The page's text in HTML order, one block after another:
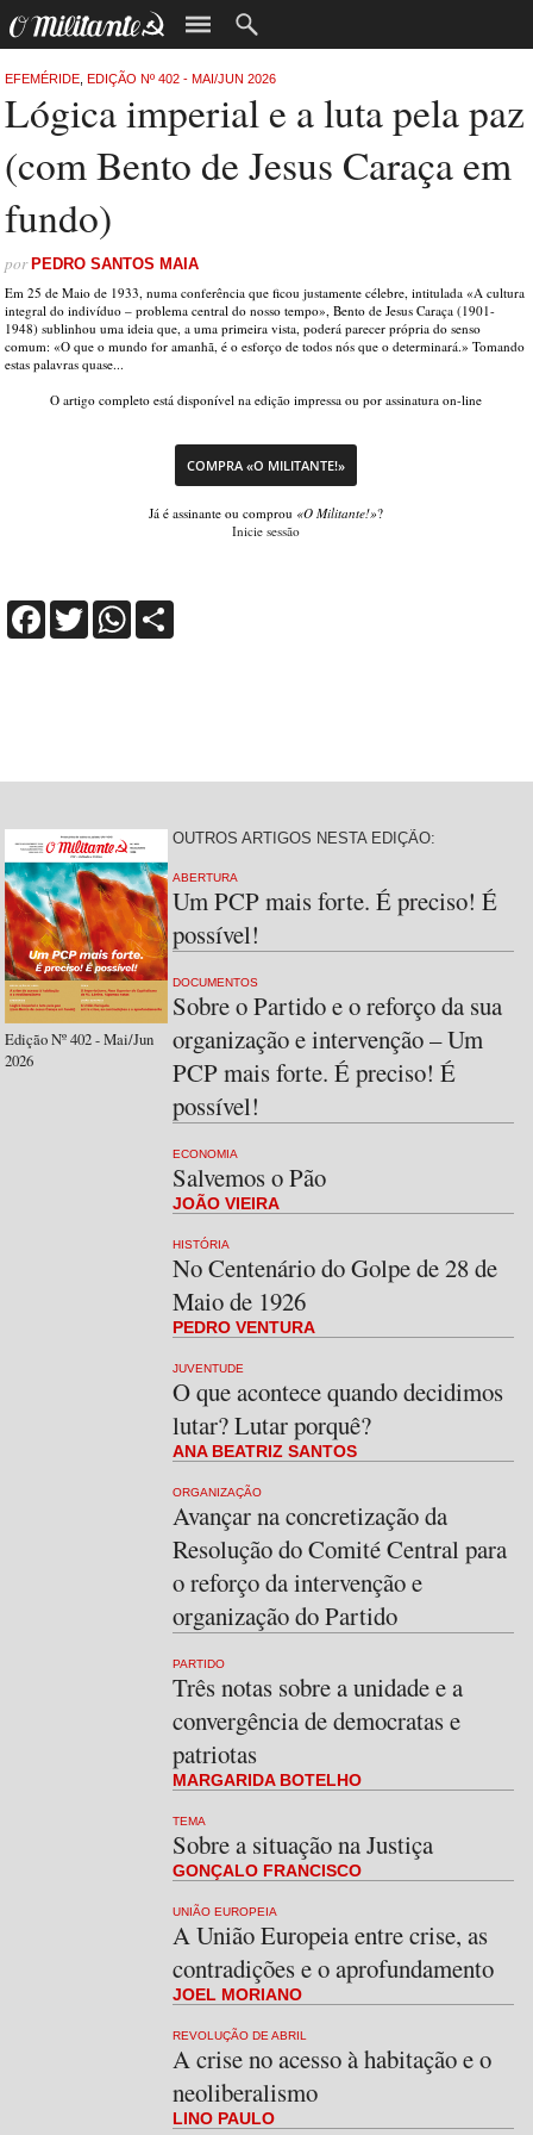
EFEMÉRIDE ,EDIÇÃO Nº 402 - MAI/JUN 2026
Lógica imperial e a luta pela paz
(com Bento de Jesus Caraça em
fundo)
porPEDRO SANTOS MAIA
Em 25 de Maio de 1933, numa conferência que ficou justamente célebre, intitulada «A cultura
integral do indivíduo – problema central do nosso tempo», Bento de Jesus Caraça (1901-
1948) sublinhou uma ideia que, a uma primeira vista, poderá parecer própria do senso
comum: «O que o mundo for amanhã, é o esforço de todos nós que o determinará.» Tomando
estas palavras quase...
O artigo completo está disponível na edição impressa ou por assinatura on-line
COMPRA «O MILITANTE!»
Já é assinante ou comprou «O Militante!»?
Inicie sessão
FacebookTwitterWhatsApp
Edição Nº 402 - Mai/Jun
2026
OUTROS ARTIGOS NESTA EDIÇÃO:
ABERTURA
Um PCP mais forte. É preciso! É
possível!
DOCUMENTOS
Sobre o Partido e o reforço da sua
organização e intervenção – Um
PCP mais forte. É preciso! É
possível!
ECONOMIA
Salvemos o Pão
JOÃO VIEIRA
HISTÓRIA
No Centenário do Golpe de 28 de
Maio de 1926
PEDRO VENTURA
JUVENTUDE
O que acontece quando decidimos
lutar? Lutar porquê?
ANA BEATRIZ SANTOS
ORGANIZAÇÃO
Avançar na concretização da
Resolução do Comité Central para
o reforço da intervenção e
organização do Partido
PARTIDO
Três notas sobre a unidade e a
convergência de democratas e
patriotas
MARGARIDA BOTELHO
TEMA
Sobre a situação na Justiça
GONÇALO FRANCISCO
UNIÃO EUROPEIA
A União Europeia entre crise, as
contradições e o aprofundamento
JOEL MORIANO
REVOLUÇÃO DE ABRIL
A crise no acesso à habitação e o
neoliberalismo
LINO PAULO